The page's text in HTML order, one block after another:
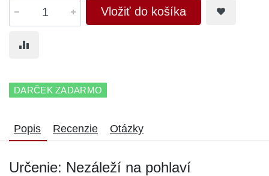
Vložiť do košíka
DARČEK ZADARMO
Popis Recenzie Otázky
Určenie: Nezáleží na pohlaví